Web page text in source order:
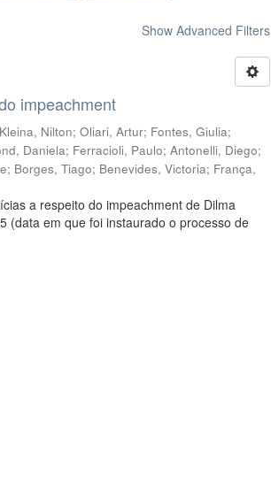
Show Advanced Filters
impeachment
Kleina, Nilton;Oliari, Artur; Fontes, Giulia;
Daniela; Ferracioli, Paulo;Antonelli, Diego;
; Borges, Tiago; Benevides, Victoria; França,
a respeito do impeachment de Dilma
(data em que foi instaurado o processo de